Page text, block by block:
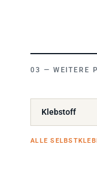
WEITERE
Klebstoff